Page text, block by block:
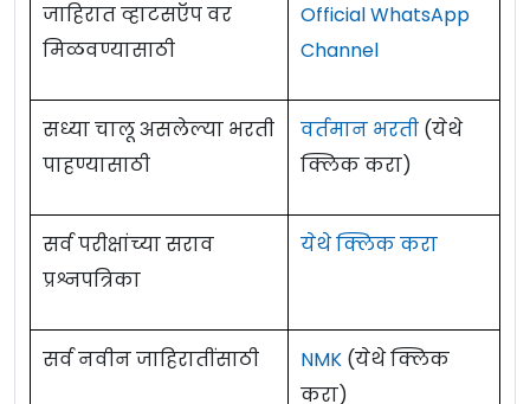
जाहिरात व्हाटसऍप वर
मिळवण्यासाठी
Official WhatsApp
Channel
सध्या चालू असलेल्या भरती
पाहण्यासाठी
वर्तमान भरती (येथे
क्लिक करा)
सर्व परीक्षांच्या सराव
प्रश्नपत्रिका
येथे क्लिक करा
सर्व नवीन जाहिरातींसाठी NMK (येथे क्लिक
करा)